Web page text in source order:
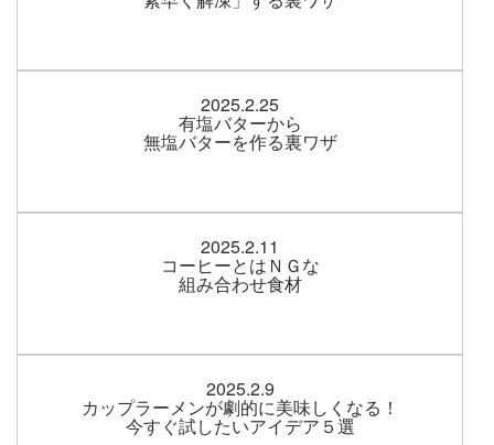
2025.2.25
有塩バターから
無塩バターを作る裏ワザ
2025.2.11
コーヒーとはＮＧな
組み合わせ食材
2025.2.9
カップラーメンが劇的に美味しくなる！
今すぐ試したいアイデア５選